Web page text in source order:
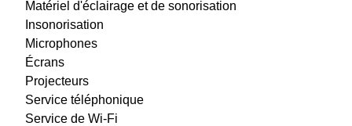
Matériel d'éclairage et de sonorisation
Insonorisation
Microphones
Écrans
Projecteurs
Service téléphonique
Service de Wi-Fi